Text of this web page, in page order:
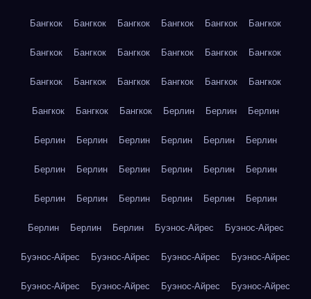
Бангкок Бангкок Бангкок Бангкок Бангкок Бангкок
Бангкок Бангкок Бангкок Бангкок Бангкок Бангкок
Бангкок Бангкок Бангкок Бангкок Бангкок Бангкок
Бангкок Бангкок Бангкок Берлин Берлин Берлин
Берлин Берлин Берлин Берлин Берлин Берлин
Берлин Берлин Берлин Берлин Берлин Берлин
Берлин Берлин Берлин Берлин Берлин Берлин
Берлин Берлин Берлин Буэнос-Айрес Буэнос-Айрес
Буэнос-Айрес Буэнос-Айрес Буэнос-Айрес Буэнос-Айрес
Буэнос-Айрес Буэнос-Айрес Буэнос-Айрес Буэнос-Айрес